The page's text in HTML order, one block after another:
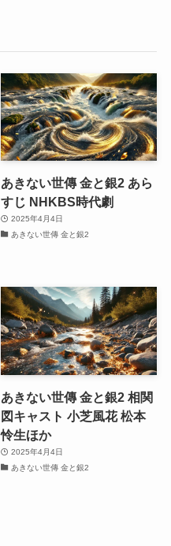
あきない世傳 金と銀2 あら
すじ NHKBS時代劇
2025年4月4日
あきない世傳 金と銀2
あきない世傳 金と銀2 相関
図キャスト 小芝風花 松本
怜生ほか
2025年4月4日
あきない世傳 金と銀2